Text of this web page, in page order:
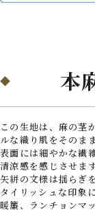
本
この生地は、麻の茎
ルな織り肌をそのま
表面には細やかな繊
清涼感を感じさせます
矢絣の文様は揺らぎ
タイリッシュな印象
暖簾、ランチョンマ